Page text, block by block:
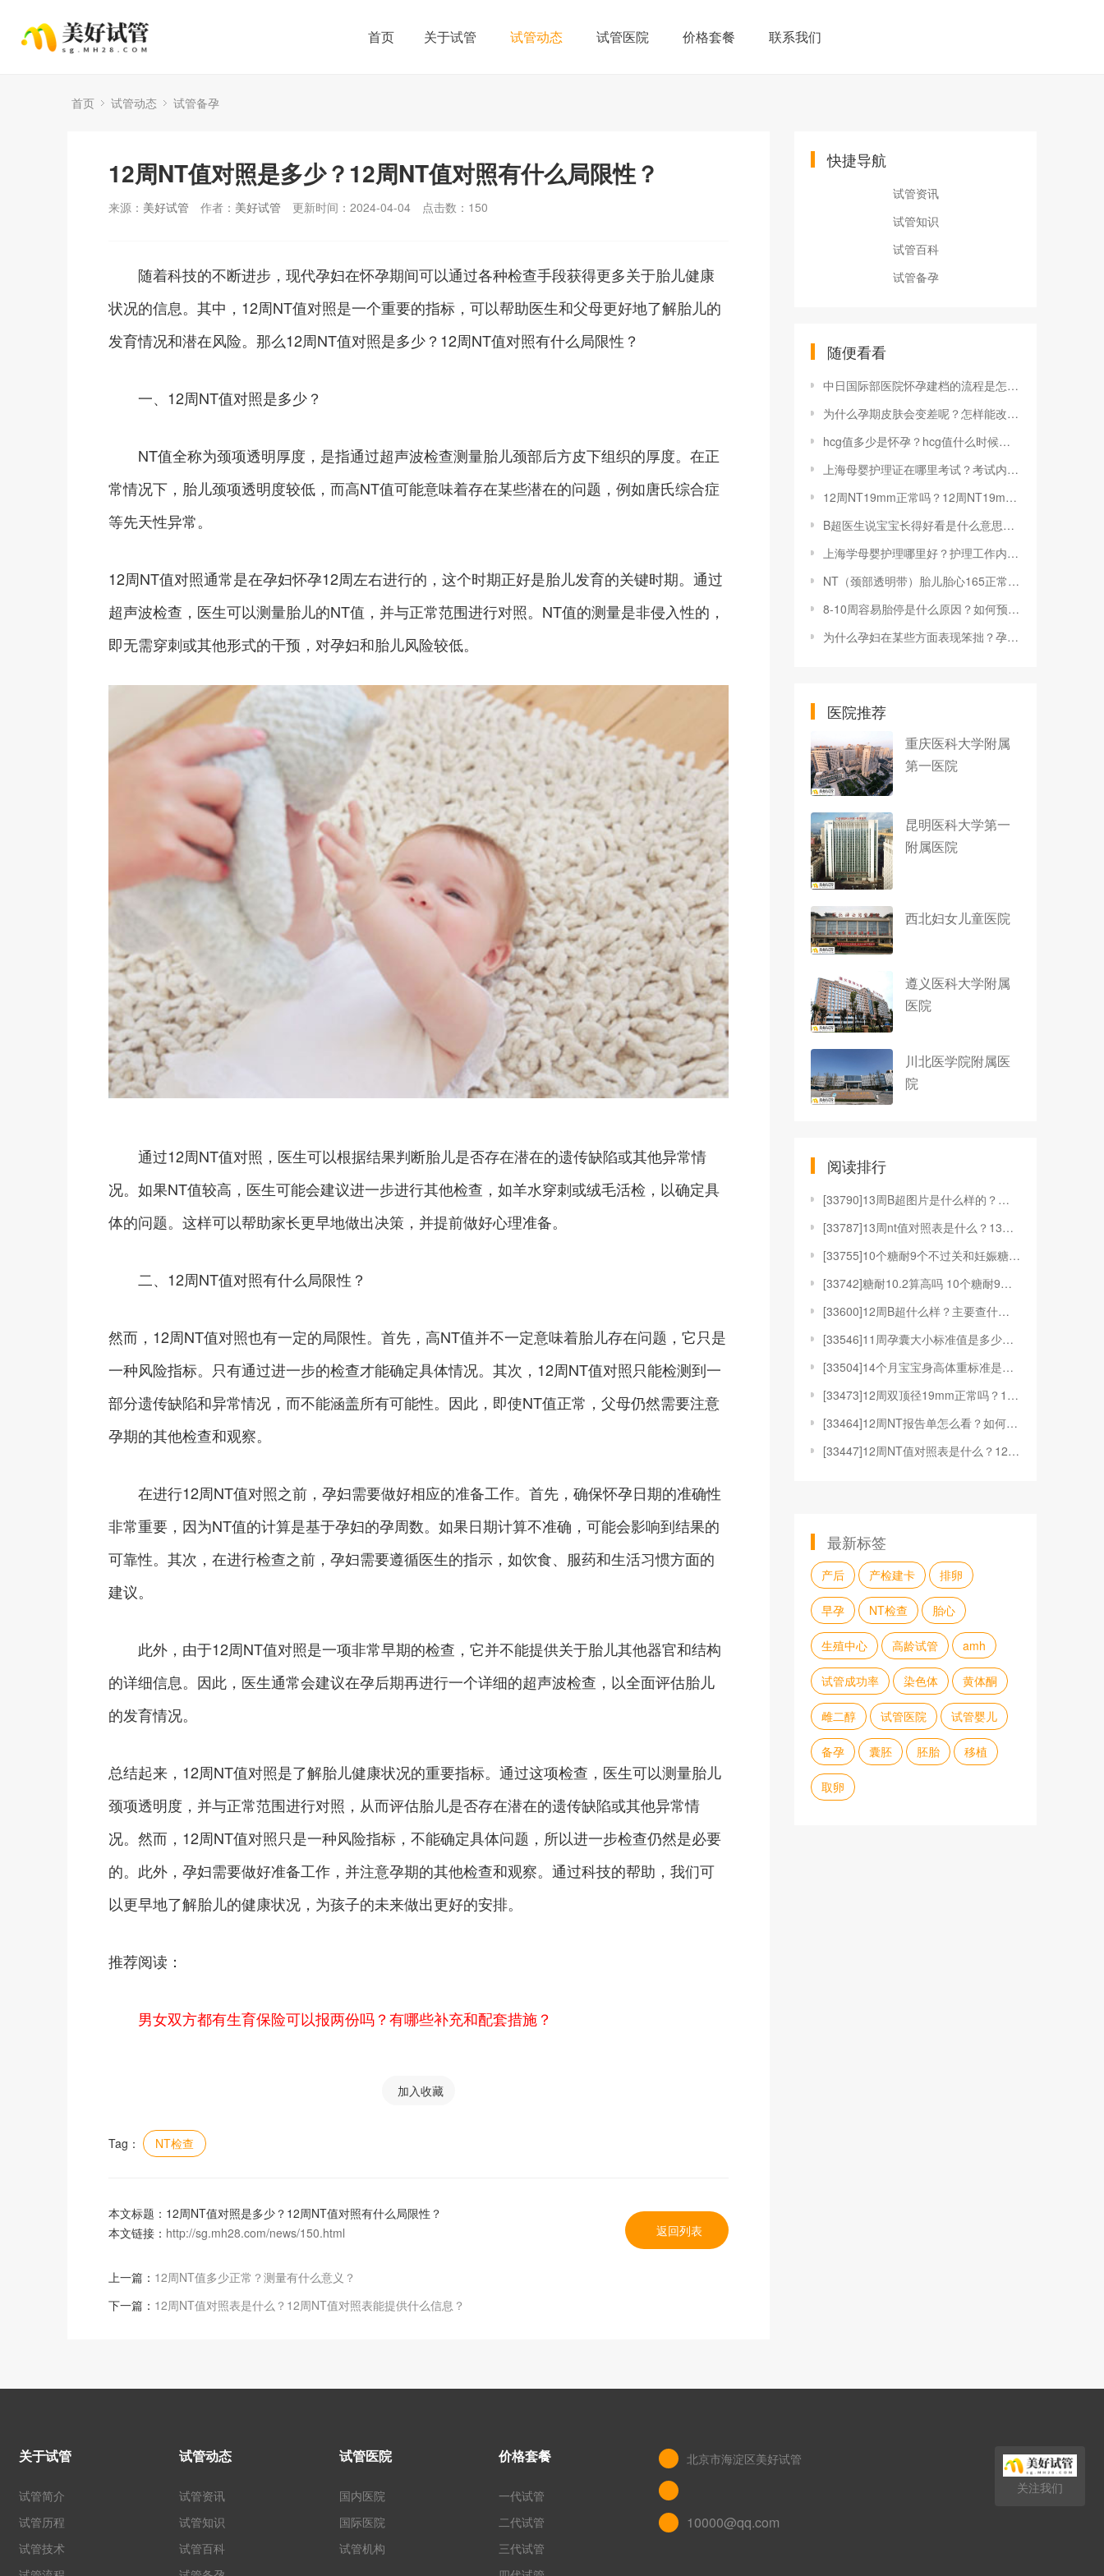
首页 关于试管 试管动态 试管医院 价格套餐 联系我们
首页 试管动态 试管备孕
12周NT值对照是多少？12周NT值对照有什么局限性？
来源： 美好试管 作者： 美好试管 更新时间：2024-04-04 点击数： 150
随着科技的不断进步，现代孕妇在怀孕期间可以通过各种检查手段获得更多关于胎儿健康
状况的信息。其中，12周NT值对照是一个重要的指标，可以帮助医生和父母更好地了解胎儿的
发育情况和潜在风险。那么12周NT值对照是多少？12周NT值对照有什么局限性？
一、12周NT值对照是多少？
NT值全称为颈项透明厚度，是指通过超声波检查测量胎儿颈部后方皮下组织的厚度。在正
常情况下，胎儿颈项透明度较低，而高NT值可能意味着存在某些潜在的问题，例如唐氏综合症
等先天性异常。
12周NT值对照通常是在孕妇怀孕12周左右进行的，这个时期正好是胎儿发育的关键时期。通过
超声波检查，医生可以测量胎儿的NT值，并与正常范围进行对照。NT值的测量是非侵入性的，
即无需穿刺或其他形式的干预，对孕妇和胎儿风险较低。
通过12周NT值对照，医生可以根据结果判断胎儿是否存在潜在的遗传缺陷或其他异常情
况。如果NT值较高，医生可能会建议进一步进行其他检查，如羊水穿刺或绒毛活检，以确定具
体的问题。这样可以帮助家长更早地做出决策，并提前做好心理准备。
二、12周NT值对照有什么局限性？
然而，12周NT值对照也有一定的局限性。首先，高NT值并不一定意味着胎儿存在问题，它只是
一种风险指标。只有通过进一步的检查才能确定具体情况。其次，12周NT值对照只能检测到一
部分遗传缺陷和异常情况，而不能涵盖所有可能性。因此，即使NT值正常，父母仍然需要注意
孕期的其他检查和观察。
在进行12周NT值对照之前，孕妇需要做好相应的准备工作。首先，确保怀孕日期的准确性
非常重要，因为NT值的计算是基于孕妇的孕周数。如果日期计算不准确，可能会影响到结果的
可靠性。其次，在进行检查之前，孕妇需要遵循医生的指示，如饮食、服药和生活习惯方面的
建议。
此外，由于12周NT值对照是一项非常早期的检查，它并不能提供关于胎儿其他器官和结构
的详细信息。因此，医生通常会建议在孕后期再进行一个详细的超声波检查，以全面评估胎儿
的发育情况。
总结起来，12周NT值对照是了解胎儿健康状况的重要指标。通过这项检查，医生可以测量胎儿
颈项透明度，并与正常范围进行对照，从而评估胎儿是否存在潜在的遗传缺陷或其他异常情
况。然而，12周NT值对照只是一种风险指标，不能确定具体问题，所以进一步检查仍然是必要
的。此外，孕妇需要做好准备工作，并注意孕期的其他检查和观察。通过科技的帮助，我们可
以更早地了解胎儿的健康状况，为孩子的未来做出更好的安排。
推荐阅读：
男女双方都有生育保险可以报两份吗？有哪些补充和配套措施？
加入收藏
Tag： NT检查
本文标题：12周NT值对照是多少？12周NT值对照有什么局限性？
本文链接： http://sg.mh28.com/news/150.html
上一篇： 12周NT值多少正常？测量有什么意义？
下一篇： 12周NT值对照表是什么？12周NT值对照表能提供什么信息？
返回列表
快捷导航
试管资讯
试管知识
试管百科
试管备孕
随便看看
中日国际部医院怀孕建档的流程是怎样的？中日国际部的就医环境怎么样？
为什么孕期皮肤会变差呢？怎样能改善孕期皮肤变差的问题呢？
hcg值多少是怀孕？hcg值什么时候测最准？
上海母婴护理证在哪里考试？考试内容有哪些？
12周NT19mm正常吗？12周NT19mm该怎么应对？
B超医生说宝宝长得好看是什么意思？B超医生说宝宝长得好看注意什么？
上海学母婴护理哪里好？护理工作内容有哪些？
NT（颈部透明带）胎儿胎心165正常吗？越薄越好吗？
8-10周容易胎停是什么原因？如何预防胎停？
为什么孕妇在某些方面表现笨拙？孕妇变笨拙要如何应对？
医院推荐
重庆医科大学附属
第一医院
昆明医科大学第一
附属医院
西北妇女儿童医院
遵义医科大学附属
医院
川北医学院附属医
院
阅读排行
[33790]13周B超图片是什么样的？有什么用？
[33787]13周nt值对照表是什么？13周nt值对
[33755]10个糖耐9个不过关和妊娠糖尿病有何关系
[33742]糖耐10.2算高吗 10个糖耐9个不过关
[33600]12周B超什么样？主要查什么？
[33546]11周孕囊大小标准值是多少？11周孕囊是
[33504]14个月宝宝身高体重标准是多少？要注意什
[33473]12周双顶径19mm正常吗？12周双顶径
[33464]12周NT报告单怎么看？如何应对12周N
[33447]12周NT值对照表是什么？12周NT值对
最新标签
产后 产检建卡 排卵
早孕 NT检查 胎心
生殖中心 高龄试管 amh
试管成功率 染色体 黄体酮
雌二醇 试管医院 试管婴儿
备孕 囊胚 胚胎 移植
取卵
关于试管
试管简介
试管历程
试管技术
试管动态
试管资讯
试管知识
试管百科
试管医院
国内医院
国际医院
试管机构
价格套餐
一代试管
二代试管
三代试管
北京市海淀区美好试管
10000@qq.com
关注我们